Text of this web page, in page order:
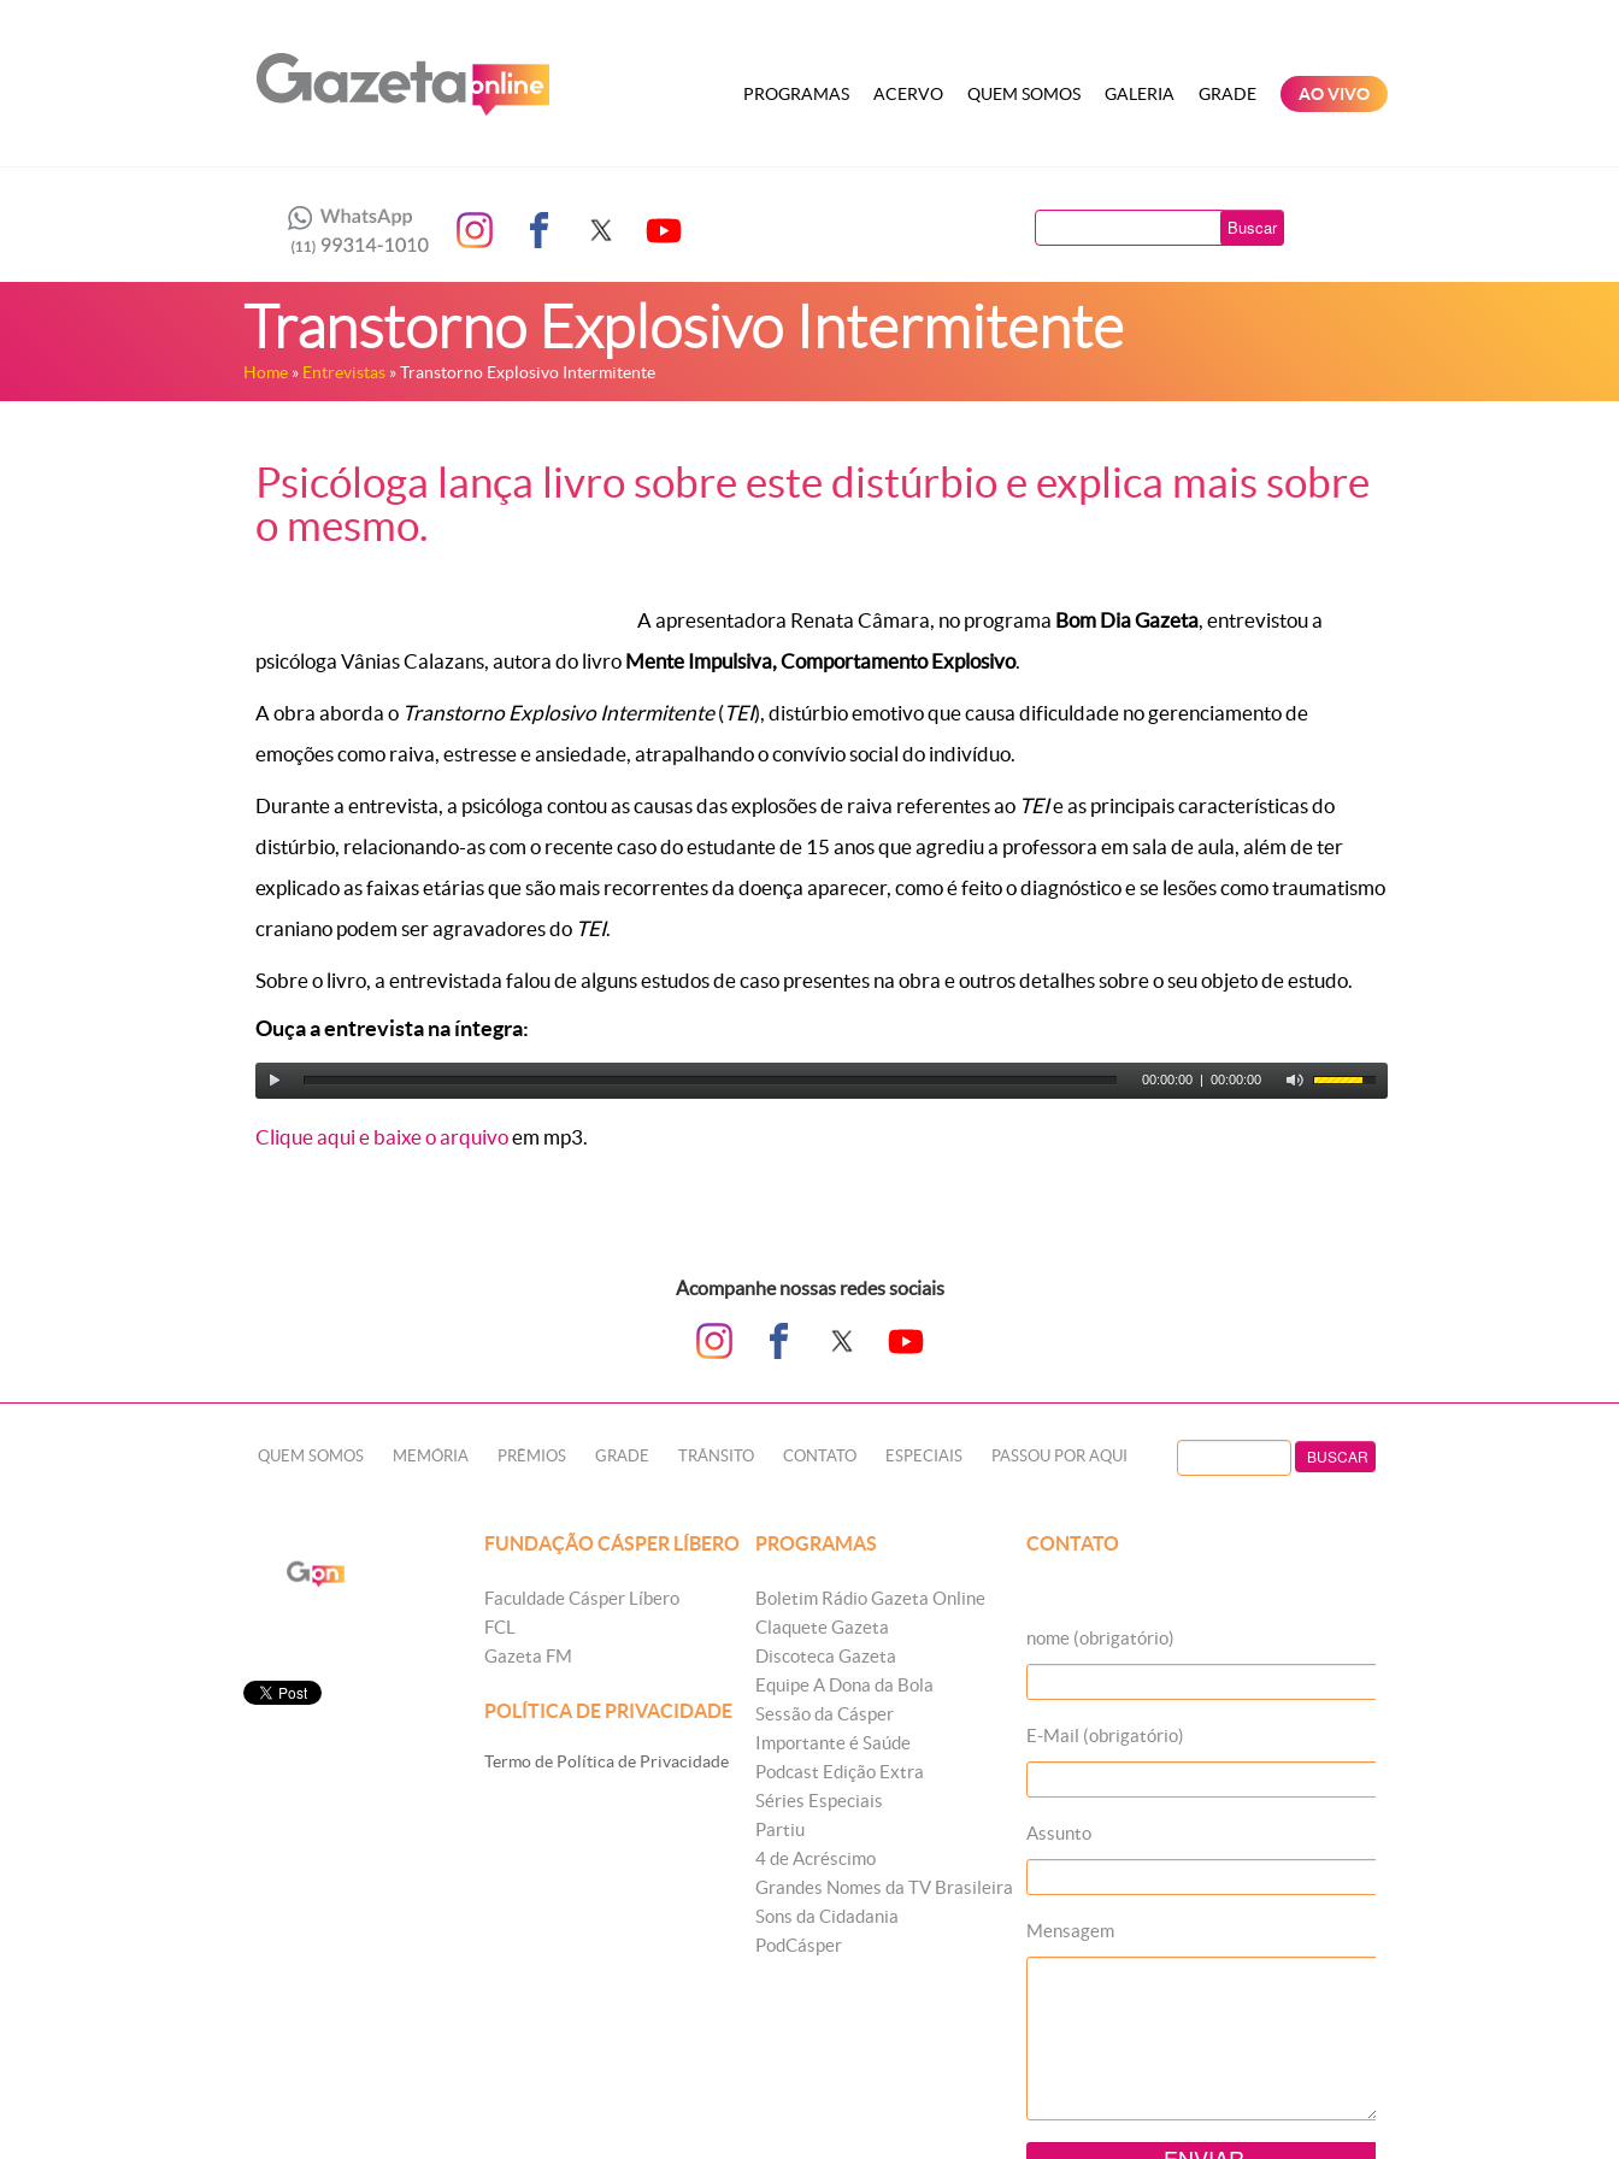
PROGRAMAS ACERVO QUEM SOMOS GALERIA GRADE AO VIVO
Buscar
Transtorno Explosivo Intermitente
Home » Entrevistas » Transtorno Explosivo Intermitente
Psicóloga lança livro sobre este distúrbio e explica mais sobre
o mesmo.
A apresentadora Renata Câmara, no programa Bom Dia Gazeta, entrevistou a
psicóloga Vânias Calazans, autora do livro Mente Impulsiva, Comportamento Explosivo.
A obra aborda o Transtorno Explosivo Intermitente(TEI), distúrbio emotivo que causa dificuldade no gerenciamento de
emoções como raiva, estresse e ansiedade, atrapalhando o convívio social do indivíduo.
Durante a entrevista, a psicóloga contou as causas das explosões de raiva referentes ao TEIe as principais características do
distúrbio, relacionando-as com o recente caso do estudante de 15 anos que agrediu a professora em sala de aula, além de ter
explicado as faixas etárias que são mais recorrentes da doença aparecer, como é feito o diagnóstico e se lesões como traumatismo
craniano podem ser agravadores do TEI.
Sobre o livro, a entrevistada falou de alguns estudos de caso presentes na obra e outros detalhes sobre o seu objeto de estudo.
Ouça a entrevista na íntegra:
00:00:00 | 00:00:00
Clique aqui e baixe o arquivoem mp3.
Acompanhe nossas redes sociais
QUEM SOMOS MEMÓRIA PRÊMIOS GRADE TRÂNSITO CONTATO ESPECIAIS PASSOU POR AQUI
FUNDAÇÃO CÁSPER LÍBERO
Faculdade Cásper Líbero
FCL
Gazeta FM
POLÍTICA DE PRIVACIDADE
Termo de Política de Privacidade
PROGRAMAS
Boletim Rádio Gazeta Online
Claquete Gazeta
Discoteca Gazeta
Equipe A Dona da Bola
Sessão da Cásper
Importante é Saúde
Podcast Edição Extra
Séries Especiais
Partiu
4 de Acréscimo
Grandes Nomes da TV Brasileira
Sons da Cidadania
PodCásper
CONTATO
nome (obrigatório)
E-Mail (obrigatório)
Assunto
Mensagem